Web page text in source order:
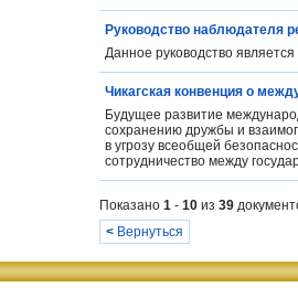
Руководство наблюдателя
Данное руководство
Чикагская конвенция о
Будущее развитие
сохранению дружбы и
в угрозу всеобщей
сотрудничество между
Показано 1 - 10 из 39
< Вернуться